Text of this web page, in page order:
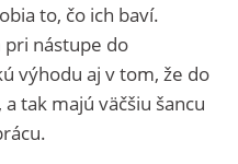
to, čo ich baví.
nástupe do
výhodu aj v tom, že do
tak majú väčšiu šancu